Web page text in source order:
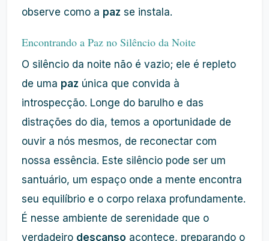
observe como a paz se instala.
Encontrando a Paz no Silêncio da Noite
O silêncio da noite não é vazio; ele é repleto
de uma paz única que convida à
introspecção. Longe do barulho e das
distrações do dia, temos a oportunidade de
ouvir a nós mesmos, de reconectar com
nossa essência. Este silêncio pode ser um
santuário, um espaço onde a mente encontra
seu equilíbrio e o corpo relaxa profundamente.
É nesse ambiente de serenidade que o
verdadeiro descanso acontece, preparando o